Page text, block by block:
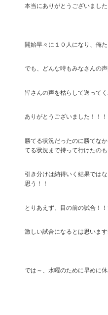
本当にありがとうございました
開始早々に１０人になり、俺
でも、どんな時もみなさんの
皆さんの声を枯らして送って
ありがとうございました！！！
勝てる状況だったのに勝てな
てる状況まで持って行けたの
引き分けは納得いく結果では
思う！！
とりあえず、目の前の試合！
激しい試合になるとは思いま
では～、水曜のために早めに